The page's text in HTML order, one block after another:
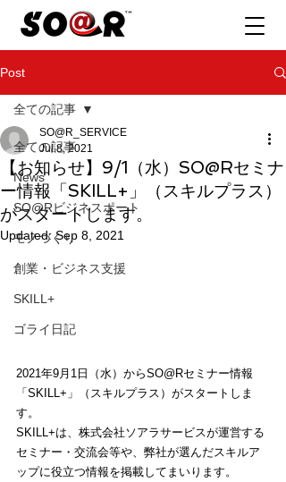
Post
全ての記事
News
SO@Rビジネスポート
モノづくり
創業・ビジネス支援
SKILL+
ゴライ日記
全ての記事
【お知らせ】9/1（水）SO@Rセミナ
ー情報「SKILL+」（スキルプラス）
がスタートします。
SO@R_SERVICE
Jul 8, 2021
Updated:Sep 8, 2021
2021年9月1日（水）からSO@Rセミナー情報
「SKILL+」（スキルプラス）がスタートしま
す。
SKILL+は、株式会社ソアラサービスが運営する
セミナー・交流会等や、弊社が選んだスキルア
ップに役立つ情報を掲載してまいります。